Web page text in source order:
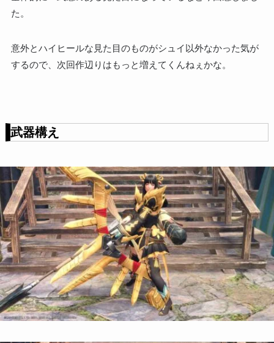
た。
意外とハイヒールな見た目のものがシュイ以外なかった気が
するので、次回作辺りはもっと増えてくんねぇかな。
武器構え